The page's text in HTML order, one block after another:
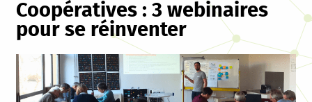
Coopératives : 3 webinaires
pour se réinventer